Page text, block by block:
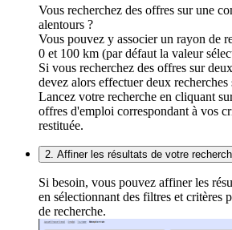
Vous recherchez des offres sur une
alentours ?
Vous pouvez y associer un rayon de
0 et 100 km (par défaut la valeur
Si vous recherchez des offres sur
devez alors effectuer deux recherches
Lancez votre recherche en cliquant
offres d'emploi correspondant à vos
restituée.
2. Affiner les résultats de votre
Si besoin, vous pouvez affiner les
en sélectionnant des filtres et critères
de recherche.